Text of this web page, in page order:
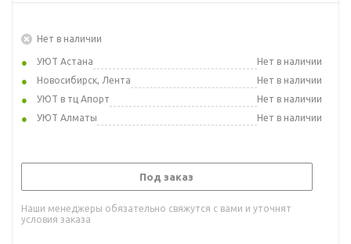
Нет в наличии
УЮТ Астана
Нет в наличии
Новосибирск, Лента
Нет в наличии
УЮТ в тц Апорт
Нет в наличии
УЮТ Алматы
Нет в наличии
Под заказ
Наши менеджеры обязательно свяжутся с вами и уточнят
условия заказа